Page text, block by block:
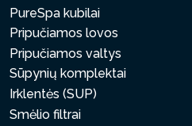
PureSpa kubilai
Pripučiamos lovos
Pripučiamos valtys
Sūpynių komplektai
Irklentės (SUP)
Smėlio filtrai